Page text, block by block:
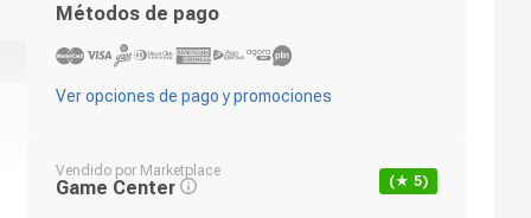
Métodos de pago
Ver opciones de pago y promociones
Vendido por Marketplace
Game Center (★ 5)